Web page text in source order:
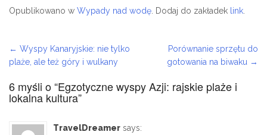
Opublikowano w Wypady nad wodę. Dodaj do zakładek link.
Post navigation
← Wyspy Kanaryjskie: nie tylko
plaże, ale też góry i wulkany
Porównanie sprzętu do
gotowania na biwaku →
6 myśli o “Egzotyczne wyspy Azji: rajskie plaże i
lokalna kultura”
TravelDreamer says: